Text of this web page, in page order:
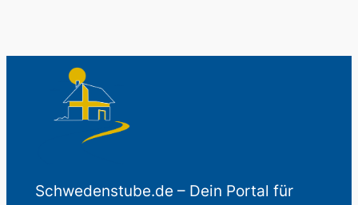
Schwedenstube.de – Dein Portal für